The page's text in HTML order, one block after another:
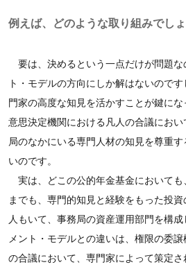
例えば、どのような取り組みでしょ
要は、決めるという一点だけが問題な
ト・モデルの方向にしか解はないので
門家の高度な知見を活かすことが鍵に
意思決定機関における凡人の合議にお
局のなかにいる専門人材の知見を尊重
いのです。
実は、どこの公的年金基金においても
までも、専門的知見と経験をもった投
人もいて、事務局の資産運用部門を構
メント・モデルとの違いは、権限の委
の合議において、専門家によって策定